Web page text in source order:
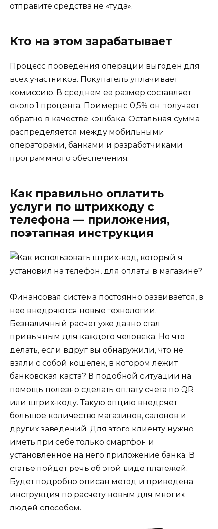
отправите средства не «туда».
Кто на этом зарабатывает
Процесс проведения операции выгоден для
всех участников. Покупатель уплачивает
комиссию. В среднем ее размер составляет
около 1 процента. Примерно 0,5% он получает
обратно в качестве кэшбэка. Остальная сумма
распределяется между мобильными
операторами, банками и разработчиками
программного обеспечения.
Как правильно оплатить
услуги по штрихкоду с
телефона — приложения,
поэтапная инструкция
Финансовая система постоянно развивается, в
нее внедряются новые технологии.
Безналичный расчет уже давно стал
привычным для каждого человека. Но что
делать, если вдруг вы обнаружили, что не
взяли с собой кошелек, в котором лежит
банковская карта? В подобной ситуации на
помощь полезно сделать оплату счета по QR
или штрих-коду. Такую опцию внедряет
большое количество магазинов, салонов и
других заведений. Для этого клиенту нужно
иметь при себе только смартфон и
установленное на него приложение банка. В
статье пойдет речь об этой виде платежей.
Будет подробно описан метод и приведена
инструкция по расчету новым для многих
людей способом.